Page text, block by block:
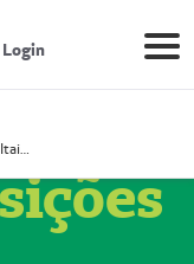
Login
Prestador Clínica Itaipú Ltda (51004348-2)